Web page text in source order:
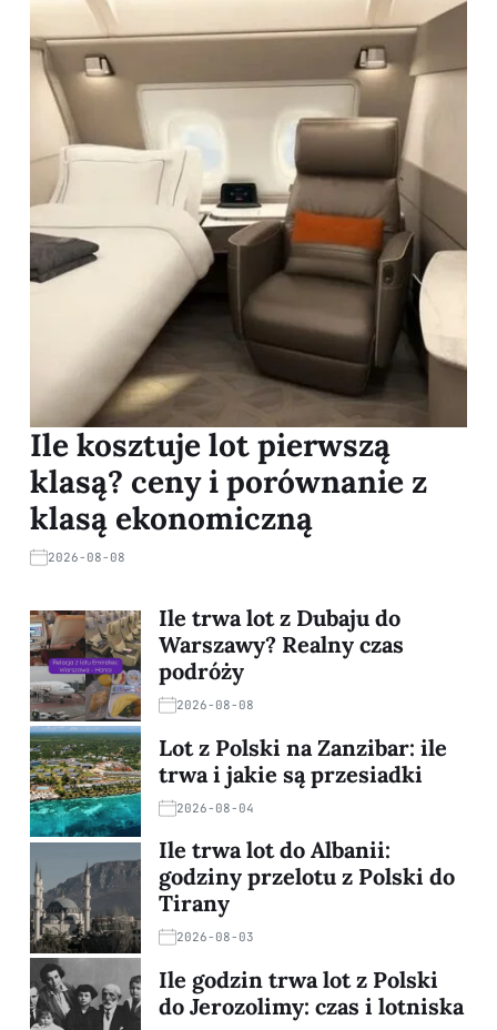
Ile kosztuje lot pierwszą
klasą? ceny i porównanie z
klasą ekonomiczną
2026-08-08
Ile trwa lot z Dubaju do
Warszawy? Realny czas
podróży
2026-08-08
Lot z Polski na Zanzibar: ile
trwa i jakie są przesiadki
2026-08-04
Ile trwa lot do Albanii:
godziny przelotu z Polski do
Tirany
2026-08-03
Ile godzin trwa lot z Polski
do Jerozolimy: czas i lotniska